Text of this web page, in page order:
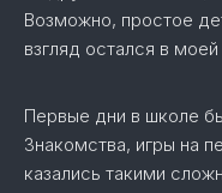
Возможно, простое
взгляд остался в моей
Первые дни в школе
Знакомства, игры на
казались такими